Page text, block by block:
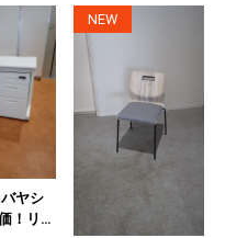
ヤシ
！リー
NEW